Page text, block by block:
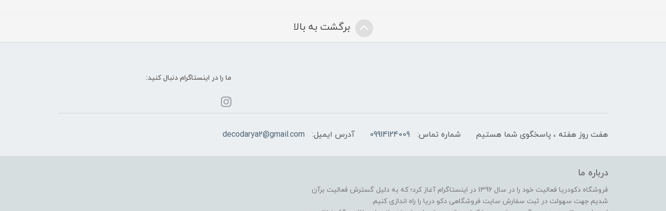
برگشت به بالا
ما را در اینستاگرام دنبال کنید:
هفت روز هفته ، پاسخگوی شما هستیم شماره تماس: 09914124009 آدرس ایمیل: decodarya2@gmail.com
درباره ما
فروشگاه دکودریا فعالیت خود را در سال 1396 در اینستاگرام آغاز کرد؛ که به دلیل گسترش فعالیت برآن
شدیم جهت سهولت در ثبت سفارش سایت فروشگاهی دکو دریا را راه اندازی کنیم.